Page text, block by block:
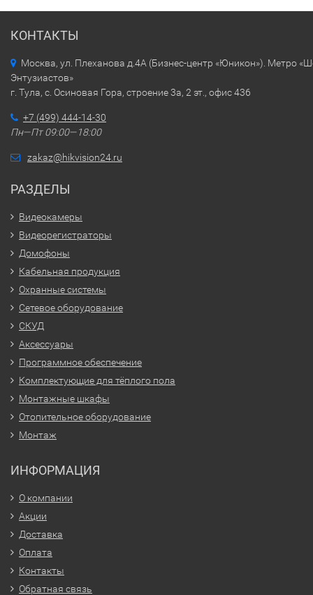
КОНТАКТЫ
Москва, ул. Плеханова д.4А (Бизнес-центр «Юникон»). Метро
Энтузиастов»
г. Тула, с. Осиновая Гора, строение 3а, 2 эт., офис 436
+7 (499) 444-14-30
Пн—Пт 09:00—18:00
zakaz@hikvision24.ru
РАЗДЕЛЫ
Видеокамеры
Видеорегистраторы
Домофоны
Кабельная продукция
Охранные системы
Сетевое оборудование
СКУД
Аксессуары
Программное обеспечение
Комплектующие для тёплого пола
Монтажные шкафы
Отопительное оборудование
Монтаж
ИНФОРМАЦИЯ
О компании
Акции
Доставка
Оплата
Контакты
Обратная связь